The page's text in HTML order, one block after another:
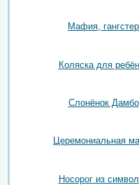
Мафия, гангстер
Коляска для
Слонёнок Дамбо
Церемониальная
Носорог из